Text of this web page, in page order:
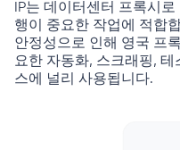
IP는 데이터센터 프록시
행이 중요한 작업에 적합
안정성으로 인해 영국 프
요한 자동화, 스크래핑, 테
스에 널리 사용됩니다.